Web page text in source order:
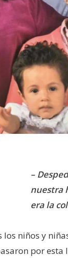
–
nuestra
era la
los niños y
por